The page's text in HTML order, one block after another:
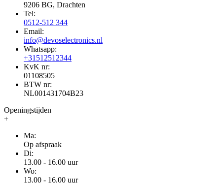
9206 BG, Drachten
Tel:
0512-512 344
Email:
info@devoselectronics.nl
Whatsapp:
+31512512344
KvK nr:
01108505
BTW nr:
NL001431704B23
Openingstijden
+
Ma:
Op afspraak
Di:
13.00 - 16.00 uur
Wo:
13.00 - 16.00 uur